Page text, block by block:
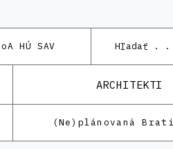
oA HÚ SAV
ARCHITEKTI
(Ne)plánovaná